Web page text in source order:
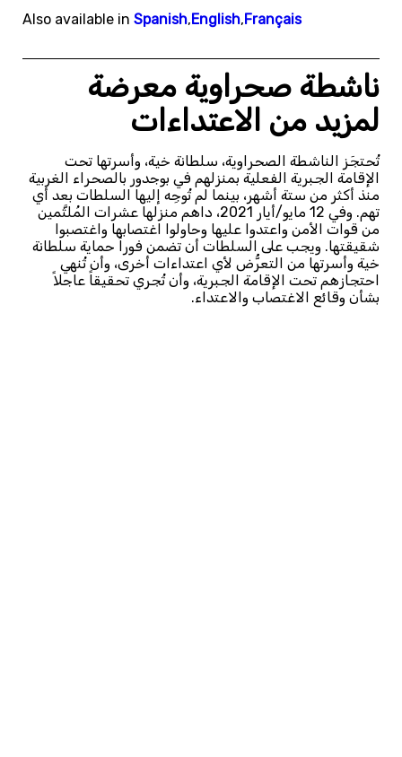
Also available in Spanish,English,Français
ناشطة صحراوية معرضة
لمزيد من الاعتداءات
تُحتجَز الناشطة الصحراوية، سلطانة خية، وأسرتها تحت
الإقامة الجبرية الفعلية بمنزلهم في بوجدور بالصحراء الغربية
منذ أكثر من ستة أشهر، بينما لم تُوجِه إليها السلطات بعد أي
تهم. وفي 12 مايو/أيار 2021، داهم منزلها عشرات المُلثَّمين
من قوات الأمن واعتدوا عليها وحاولوا اغتصابها واغتصبوا
شقيقتها. ويجب على السلطات أن تضمن فوراً حماية سلطانة
خية وأسرتها من التعرُّض لأي اعتداءات أخرى، وأن تُنهي
احتجازهم تحت الإقامة الجبرية، وأن تُجري تحقيقاً عاجلاً
بشأن وقائع الاغتصاب والاعتداء.